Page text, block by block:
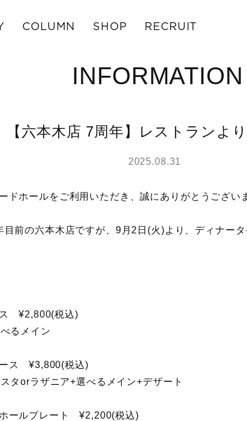
COLUMN SHOP RECRUIT
INFORMATION
【六本木店 7周年】レストランよ
2025.08.31
ドホールをご利用いただき、誠にありがとうござい
目前の六本木店ですが、9月2日(火)より、ディナー
ス ¥2,800(税込)
るメイン
ース ¥3,800(税込)
タorラザニア+選べるメイン+デザート
ホールプレート ¥2,200(税込)